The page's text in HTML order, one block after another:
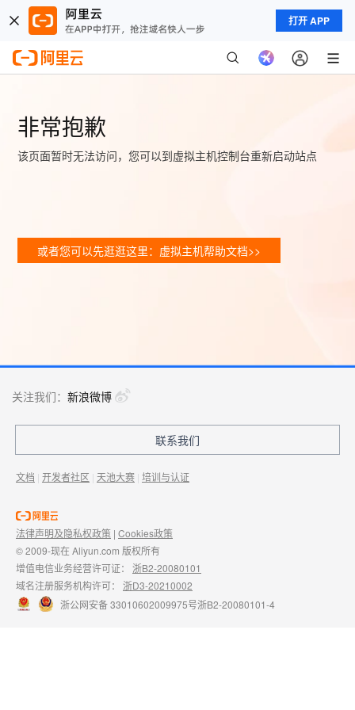
打开 APP
非常抱歉
该页面暂时无法访问，您可以到虚拟主机控制台重新启动站点
或者您可以先逛逛这里：虚拟主机帮助文档>>